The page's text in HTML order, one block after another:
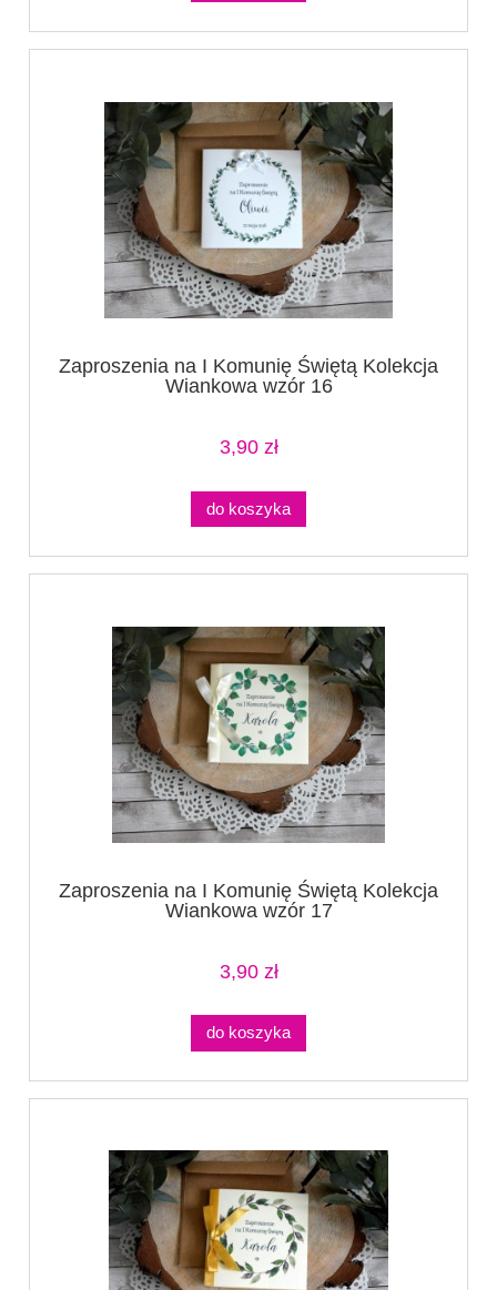
Zaproszenia na I Komunię Świętą Kolekcja
Wiankowa wzór 16
3,90 zł
do koszyka
Zaproszenia na I Komunię Świętą Kolekcja
Wiankowa wzór 17
3,90 zł
do koszyka